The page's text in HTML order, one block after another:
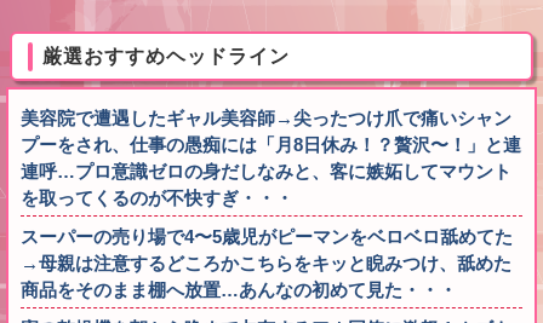
厳選おすすめヘッドライン
美容院で遭遇したギャル美容師→尖ったつけ爪で痛いシャン
プーをされ、仕事の愚痴には「月8日休み！？贅沢〜！」と連
連呼…プロ意識ゼロの身だしなみと、客に嫉妬してマウント
を取ってくるのが不快すぎ・・・
スーパーの売り場で4〜5歳児がピーマンをベロベロ舐めてた
→母親は注意するどころかこちらをキッと睨みつけ、舐めた
商品をそのまま棚へ放置…あんなの初めて見た・・・